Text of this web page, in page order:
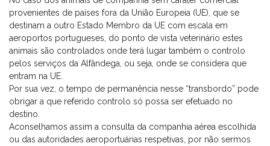
primeira vacinação contra a raiva ou em qualquer
momento no caso de uma revacinação válida
O cumprimento de um período de 3 meses até
circulação para Portugal, a contar da data da
colheita de sangue para a análise atrás referida.
English version
As of 16-09-2024, Belarus and Russia are removed from the
list of countries in Regulation (EU) 577/2013, so as they are
provenientes de países fora da União Europeia (UE), que se
destinam a outro Estado Membro da UE com escala em
aeroportos portugueses, do ponto de vista veterinário estes
animais são controlados onde terá lugar também o controlo
pelos serviços da Alfândega, ou seja, onde se considera que
entram na UE.
Por sua vez, o tempo de permanência nesse “transbordo” pode
obrigar a que referido controlo só possa ser efetuado no
destino.
Aconselhamos assim a consulta da companhia aérea escolhida
ou das autoridades aeroportuárias respetivas, por não sermos